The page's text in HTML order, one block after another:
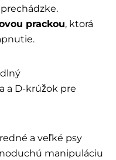
prackou, ktorá
a D-krúžok pre
a veľké psy
manipuláciu